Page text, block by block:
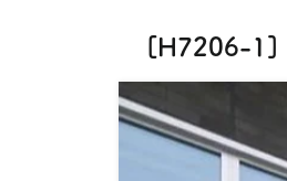
[H7206-1]